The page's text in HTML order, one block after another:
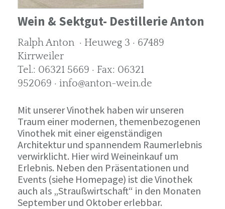
Wein & Sektgut- Destillerie Anton
Ralph Anton · Heuweg 3 · 67489
Kirrweiler
Tel.: 06321 5669 · Fax: 06321
952069 · info@anton-wein.de
Mit unserer Vinothek haben wir unseren
Traum einer modernen, themenbezogenen
Vinothek mit einer eigenständigen
Architektur und spannendem Raumerlebnis
verwirklicht. Hier wird Weineinkauf um
Erlebnis. Neben den Präsentationen und
Events (siehe Homepage) ist die Vinothek
auch als „Straußwirtschaft“ in den Monaten
September und Oktober erlebbar.